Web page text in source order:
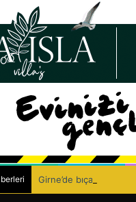
Girne’de bıçaklı kavga